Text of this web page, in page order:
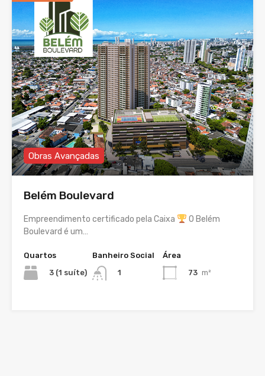
Obras Avançadas
Belém Boulevard
Empreendimento certificado pela Caixa
O Belém
Boulevard é um…
Quartos
3 (1 suíte)
Banheiro Social
1
Área
73 m²